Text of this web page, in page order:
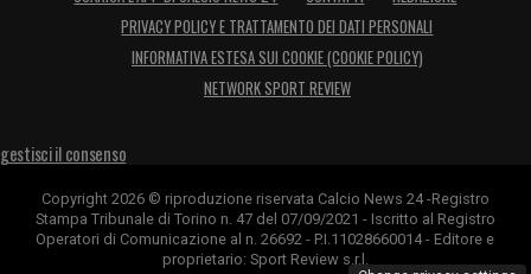
PRIVACY POLICY E TRATTAMENTO DEI DATI PERSONALI
INFORMATIVA ESTESA SUI COOKIE (COOKIE POLICY)
NETWORK SPORT REVIEW
gestisci il consenso
Copyright 2026 © riproduzione riservata Calcio News 24 -Registro
Stampa Tribunale di Torino n. 47 del 07/09/2021 - Iscritto al Registro
Operatori di Comunicazione al n. 26692 - P.I.11028660014 - Editore e
proprietario: Sport Review s.r.l.